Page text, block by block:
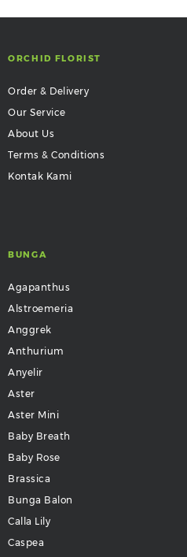
ORCHID FLORIST
Order & Delivery
Our Service
About Us
Terms & Conditions
Kontak Kami
BUNGA
Agapanthus
Alstroemeria
Anggrek
Anthurium
Anyelir
Aster
Aster Mini
Baby Breath
Baby Rose
Brassica
Bunga Balon
Calla Lily
Caspea